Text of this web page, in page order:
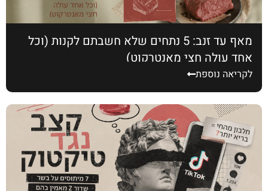
מאף עד זנב: 5 נתחים שלא חשבתם לקנות (וכל
אחד עולה חצי מאנטרקוט)
לקריאה נוספת